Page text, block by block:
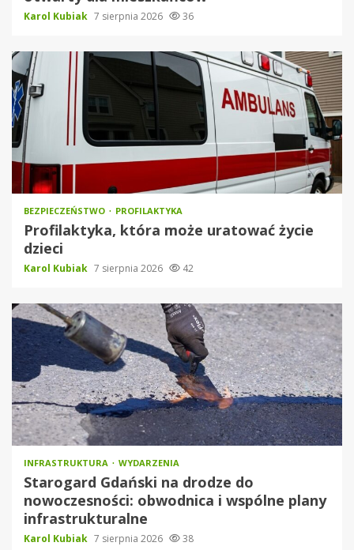
Karol Kubiak 7 sierpnia 2026 36
BEZPIECZEŃSTWO PROFILAKTYKA
Profilaktyka, która może uratować życie
dzieci
Karol Kubiak 7 sierpnia 2026 42
INFRASTRUKTURA WYDARZENIA
Starogard Gdański na drodze do
nowoczesności: obwodnica i wspólne plany
infrastrukturalne
Karol Kubiak 7 sierpnia 2026 38